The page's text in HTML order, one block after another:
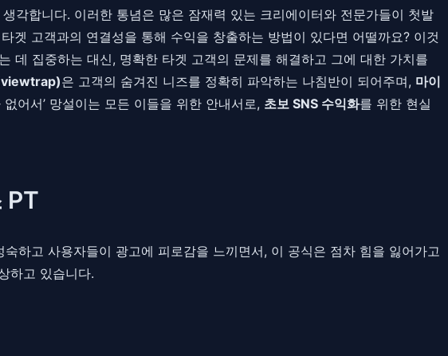
각합니다. 이러한 통념은 많은 잠재력 있는 크리에이터와 전문가들이 첫발
겟 고객과의 연결성을 통해 수익을 창출하는 방법이 있다면 어떨까요? 이것
데 집중하는 대신, 명확한 타겟 고객의 문제를 해결하고 그에 대한 가치를
은 고객의 숨겨진 니즈를 정확히 파악하는 나침반이 되어주며, 마이
어서’ 망설이는 모든 이들을 위한 안내서로, 초보 SNS 수익화를 위한 현실
PT
하고 사용자들이 광고에 피로감을 느끼면서, 이 공식은 점차 힘을 잃어가고
하고 있습니다.